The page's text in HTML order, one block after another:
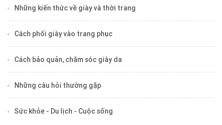
Những kiến thức về giày và thời trang
Cách phối giày vào trang phục
Cách bảo quản, chăm sóc giày da
Những câu hỏi thường gặp
Sức khỏe - Du lịch - Cuộc sống